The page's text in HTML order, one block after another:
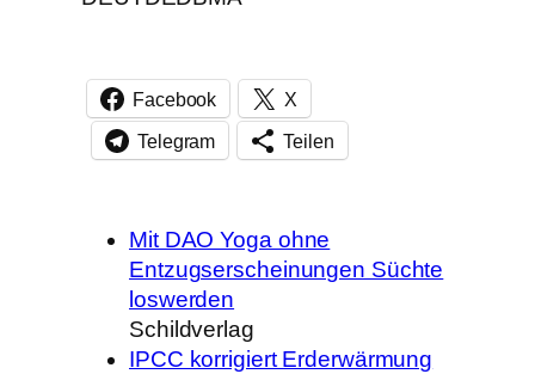
Facebook X
Telegram Teilen
Mit DAO Yoga ohne
Entzugserscheinungen Süchte
loswerden
Schildverlag
IPCC korrigiert Erderwärmung